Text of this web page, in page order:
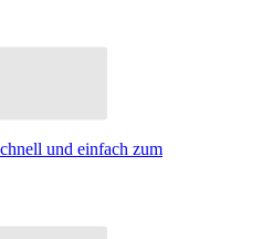
und einfach zum